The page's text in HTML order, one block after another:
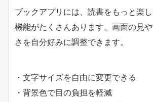
ブックアプリには、読書をもっと楽
機能がたくさんあります。画面の見
さを自分好みに調整できます。
・文字サイズを自由に変更できる
・背景色で目の負担を軽減